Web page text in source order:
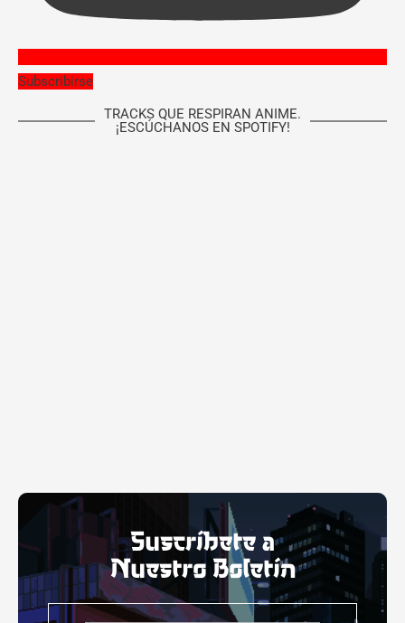
Subscribirse
TRACKS QUE RESPIRAN ANIME.
¡ESCÚCHANOS EN SPOTIFY!
Suscríbete a
Nuestro Boletín